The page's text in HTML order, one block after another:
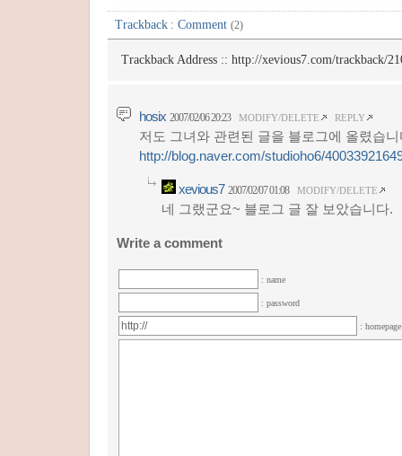
Trackback : Comment (2)
Trackback Address :: http://xevious7.com/trackback/
hosix 2007/02/06 20:23 MODIFY/DELETE REPLY
저도 그녀와 관련된 글을 블로그에 올렸습니
http://blog.naver.com/studioho6/
xevious7 2007/02/07 01:08 MODIFY/DELETE
네 그랬군요~ 블로그 글 잘 보았습니다.
Write a comment
: name
: password
: